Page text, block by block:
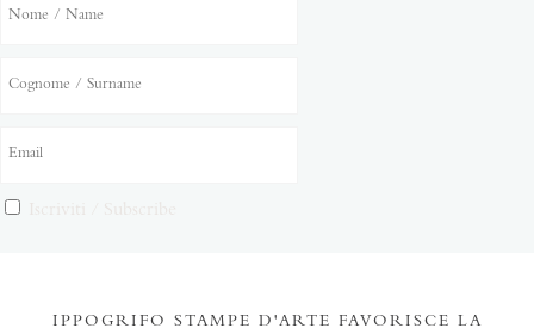
IPPOGRIFO STAMPE D'ARTE FAVORISCE LA